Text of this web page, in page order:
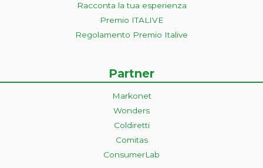
Racconta la tua esperienza
Premio ITALIVE
Regolamento Premio Italive
Partner
Markonet
Wonders
Coldiretti
Comitas
ConsumerLab